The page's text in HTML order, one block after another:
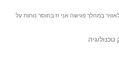
במהלך פגישה אני זז בחוסר נוחות על